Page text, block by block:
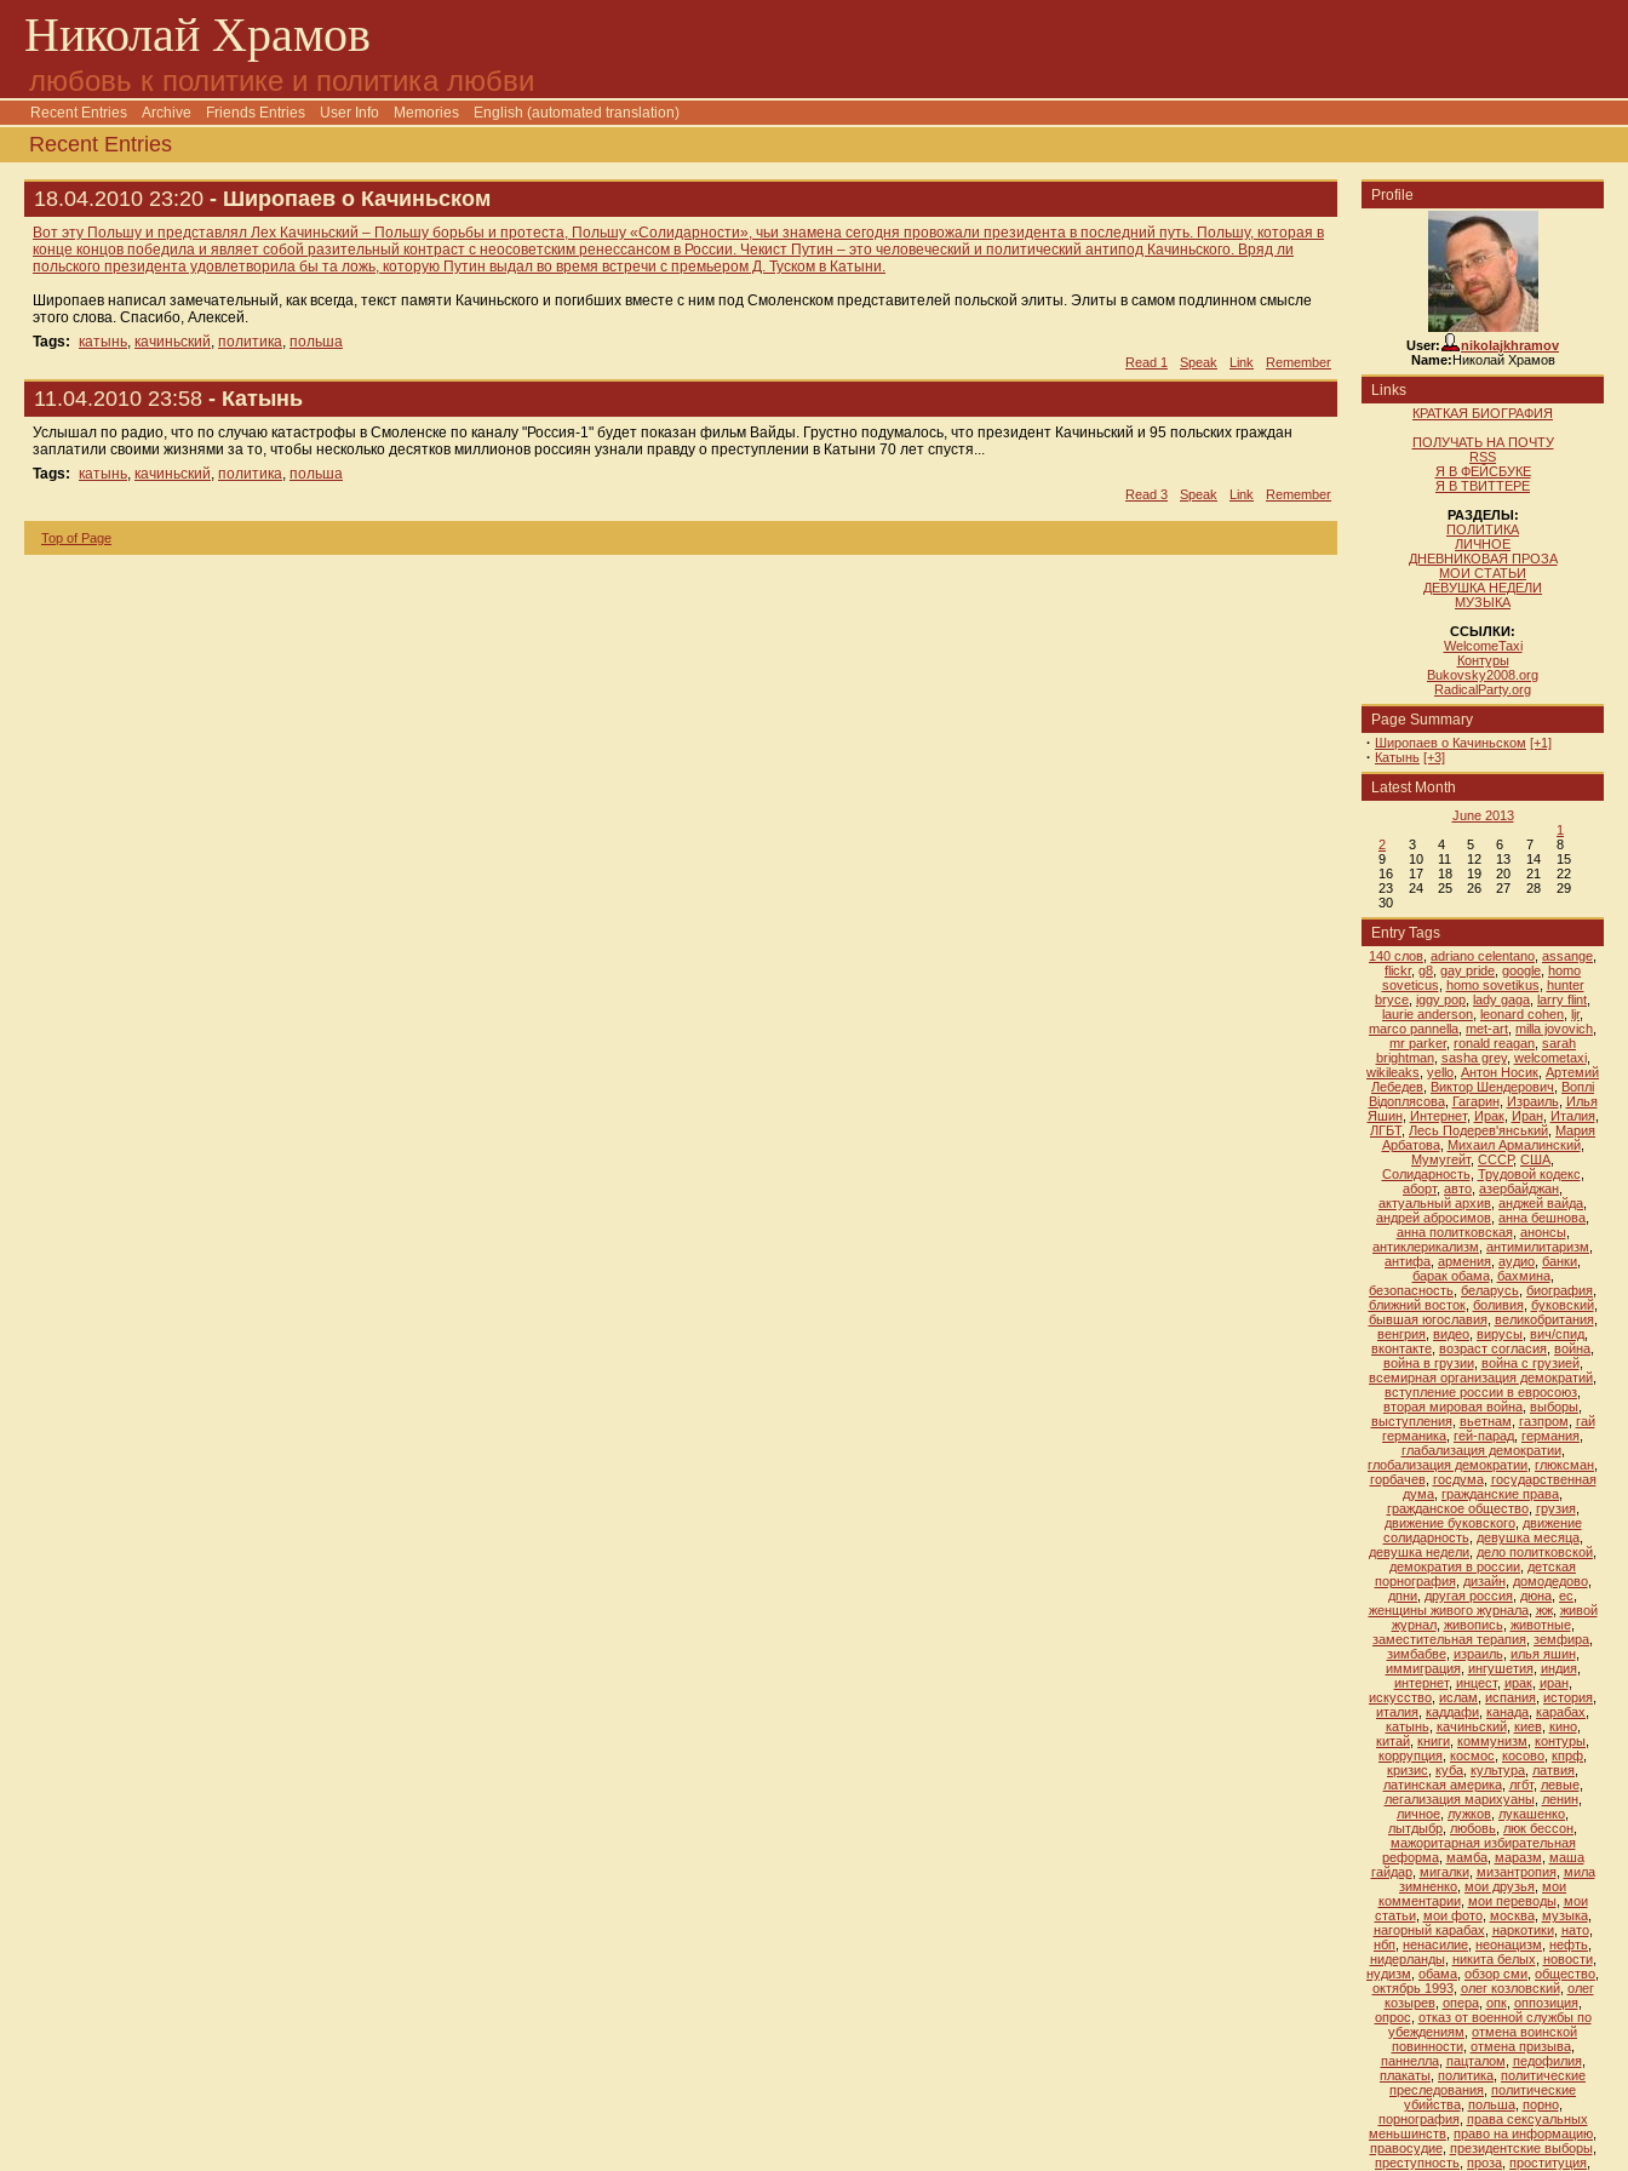
Николай Храмов
любовь к политике и политика любви
Recent Entries Archive Friends Entries User Info Memories English (automated translation)
Recent Entries
18.04.2010 23:20 - Широпаев о Качиньском
Вот эту Польшу и представлял Лех Качиньский – Польшу борьбы и протеста, Польшу «Солидарности», чьи знамена сегодня провожали президента в последний путь. Польшу, которая в
конце концов победила и являет собой разительный контраст с неосоветским ренессансом в России. Чекист Путин – это человеческий и политический антипод Качиньского. Вряд ли
польского президента удовлетворила бы та ложь, которую Путин выдал во время встречи с премьером Д. Туском в Катыни.
Широпаев написал замечательный, как всегда, текст памяти Качиньского и погибших вместе с ним под Смоленском представителей польской элиты. Элиты в самом подлинном смысле
этого слова. Спасибо, Алексей.
Tags: катынь, качиньский, политика, польша
Read 1 Speak Link Remember
11.04.2010 23:58 - Катынь
Услышал по радио, что по случаю катастрофы в Смоленске по каналу "Россия-1" будет показан фильм Вайды. Грустно подумалось, что президент Качиньский и 95 польских граждан
заплатили своими жизнями за то, чтобы несколько десятков миллионов россиян узнали правду о преступлении в Катыни 70 лет спустя...
Tags: катынь, качиньский, политика, польша
Read 3 Speak Link Remember
Top of Page
Profile
User:
nikolajkhramov
Name:Николай Храмов
Links
КРАТКАЯ БИОГРАФИЯ
ПОЛУЧАТЬ НА ПОЧТУ
RSS
Я В ФЕЙСБУКЕ
Я В ТВИТТЕРЕ
РАЗДЕЛЫ:
ПОЛИТИКА
ЛИЧНОЕ
ДНЕВНИКОВАЯ ПРОЗА
МОИ СТАТЬИ
ДЕВУШКА НЕДЕЛИ
МУЗЫКА
ССЫЛКИ:
WelcomeTaxi
Контуры
Bukovsky2008.org
RadicalParty.org
Page Summary
· Широпаев о Качиньском [+1]
· Катынь [+3]
Latest Month
June 2013
1
2
3 4 5 6 7
8
9
10 11 12 13 14
15
16
17 18 19 20 21
22
23
24 25 26 27 28
29
30
Entry Tags
140 слов adriano celentano assange
flickr, g8 gay pride google homo
soveticus homo sovetikus hunter
bryce iggy pop lady gaga larry flint
laurie anderson leonard cohen ljr,
marco pannella met-art milla jovovich
mr parker, ronald reagan sarah
brightman, sasha grey, welcometaxi,
wikileaks yello Антон Носик Артемий
Лебедев Виктор Шендерович
Воплi
Вiдоплясова, Гагарин, Израиль, Илья
Яшин, Интернет, Ирак, Иран, Италия,
ЛГБТ, Лесь Подерев'янський Мария
Арбатова, Михаил Армалинский,
Мумугейт, СССР, США
Солидарность, Трудовой кодекс
аборт, авто азербайджан
актуальный архив анджей вайда
андрей абросимов анна бешнова
анна политковская, анонсы,
антиклерикализм антимилитаризм
антифа армения аудио банки
барак обама, бахмина,
безопасность беларусь биография
ближний восток, боливия, буковский,
бывшая югославия, великобритания,
венгрия видео вирусы вич/спид
вконтакте возраст согласия война
война в грузии, война с грузией,
всемирная организация демократий
вступление россии в евросоюз
вторая мировая война выборы
выступления, вьетнам газпром гай
германика гей-парад германия
глабализация демократии,
глобализация демократии глюксман
горбачев, госдума, государственная
дума гражданские права
гражданское общество, грузия,
движение буковского, движение
солидарность, девушка месяца,
девушка недели дело политковской
демократия в россии детская
порнография, дизайн, домодедово,
дпни другая россия дюна ес
женщины живого журнала, жж, живой
журнал, живопись, животные,
заместительная терапия земфира
зимбабве, израиль, илья яшин,
иммиграция, ингушетия, индия,
интернет, инцест, ирак, иран,
искусство ислам испания история
италия каддафи канада карабах
катынь, качиньский, киев, кино,
китай книги коммунизм контуры
коррупция космос косово кпрф
кризис куба культура латвия
латинская америка, лгбт, левые,
легализация марихуаны, ленин,
личное лужков лукашенко
лытдыбр любовь люк бессон
мажоритарная избирательная
реформа, мамба, маразм маша
гайдар, мигалки, мизантропия, мила
зимненко мои друзья мои
комментарии, мои переводы, мои
статьи, мои фото, москва, музыка,
нагорный карабах наркотики, нато,
нбп ненасилие неонацизм нефть
нидерланды, никита белых новости,
нудизм обама обзор сми общество
октябрь 1993, олег козловский, олег
козырев, опера, опк, оппозиция,
опрос отказ от военной службы по
убеждениям отмена воинской
повинности, отмена призыва,
паннелла, пацталом педофилия,
плакаты политика политические
преследования политические
убийства, польша, порно,
порнография, права сексуальных
меньшинств право на информацию
правосудие, президентские выборы,
преступность проза проституция